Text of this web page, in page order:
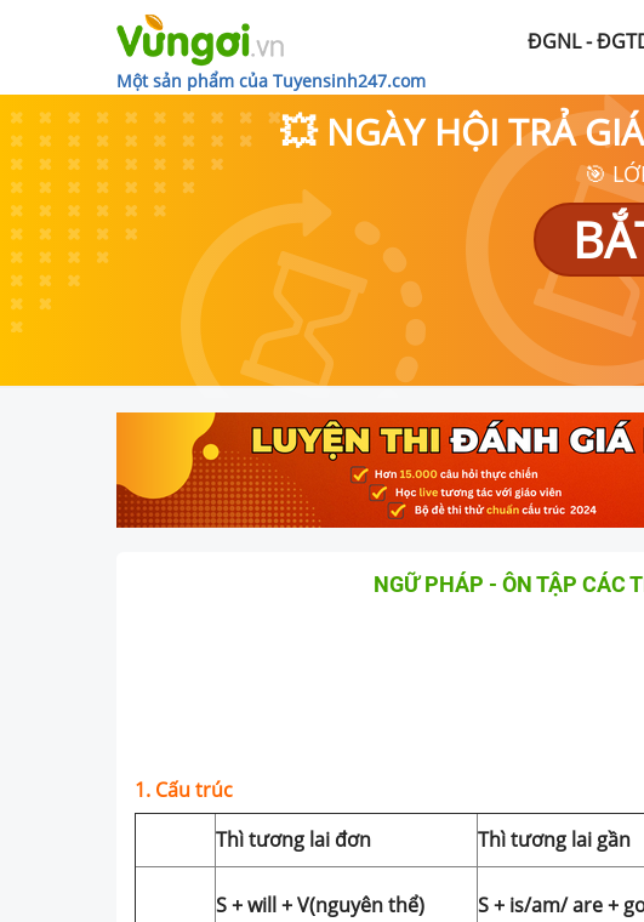
Một sản phẩm của Tuyensinh247.com
ĐGNL -
💥 NGÀY HỘI TRẢ
🎯
NGỮ PHÁP - ÔN TẬP CÁC
1. Cấu trúc
Thì tương lai đơn
Thì tương lai gần
S + will + V(nguyên thể)
S + is/am/ are +